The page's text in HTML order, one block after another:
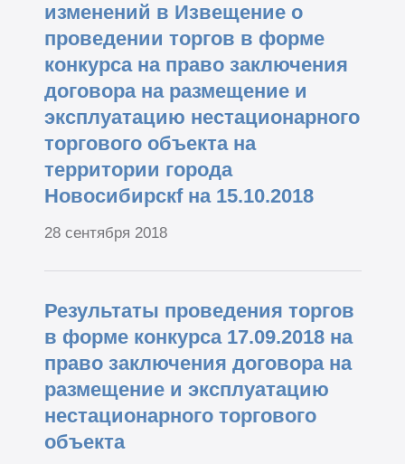
изменений в Извещение о
проведении торгов в форме
конкурса на право заключения
договора на размещение и
эксплуатацию нестационарного
торгового объекта на
территории города
Новосибирскf на 15.10.2018
28 сентября 2018
Результаты проведения торгов
в форме конкурса 17.09.2018 на
право заключения договора на
размещение и эксплуатацию
нестационарного торгового
объекта